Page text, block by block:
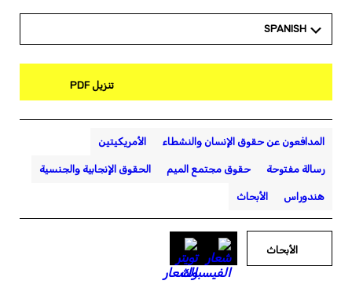
SPANISH
تنزيل PDF
المدافعون عن حقوق الإنسان والنشطاء الأمريكيتين
رسالة مفتوحة حقوق مجتمع الميم الحقوق الإنجابية والجنسية
هندوراس الأبحاث
الأبحاث